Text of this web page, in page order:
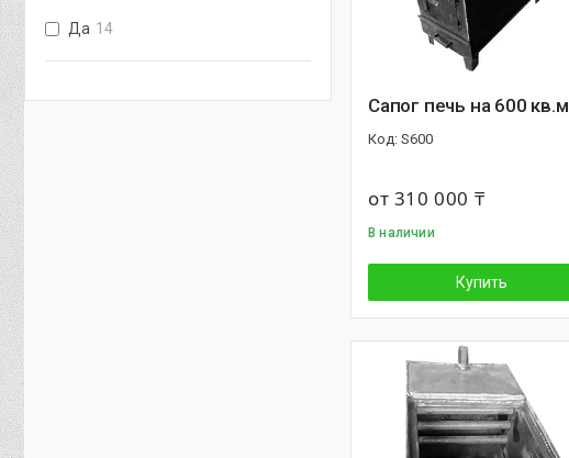
Сапог печь на 600 кв.м
S600
от 310 000 ₸
В наличии
Купить
Да 14